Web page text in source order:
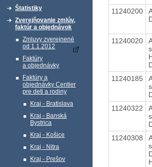
Štatistiky
Zverejňovanie zmlúv,
faktúr a objednávok
Zmluvy zverejnené
od 1.1.2012
Faktúry
a objednávky
Faktúry a
objednávky Centier
pre deti a rodiny
Kraj - Bratislava
Kraj - Banská
Bystrica
Kraj - Košice
Kraj - Nitra
Kraj - Prešov
11240200
11240020
11240185
11240322
11240308